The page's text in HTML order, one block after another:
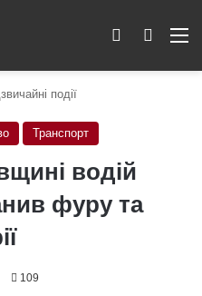
Пошук
Switch skin
події
Транспорт
водій
фуру та
109